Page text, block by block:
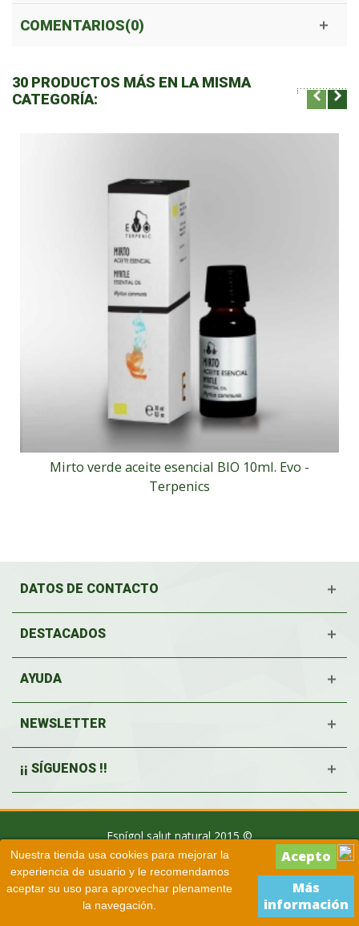
Nuestra tienda usa cookies para mejorar la
experiencia de usuario y le recomendamos
aceptar su uso para aprovechar plenamente
la navegación.
Más
información
COMENTARIOS(0)
30 PRODUCTOS MÁS EN LA MISMA
CATEGORÍA:
Mirto verde aceite esencial BIO 10ml. Evo -
Terpenics
DATOS DE CONTACTO
DESTACADOS
AYUDA
NEWSLETTER
¡¡ SÍGUENOS !!
Espígol salut natural 2015 ©